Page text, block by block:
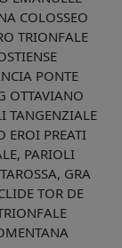
COLOSSEO
TRIONFALE
PONTE
OTTAVIANO
TANGENZIALE
EROI PREATI
PARIOLI
GRA
TOR DE